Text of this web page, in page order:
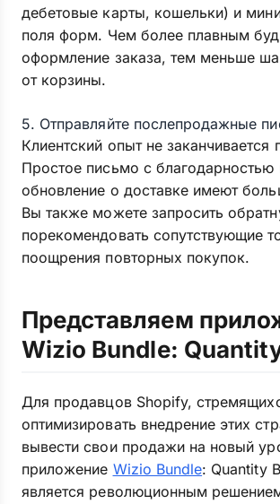
дебетовые карты, кошельки) и
поля форм. Чем более плавным
оформление заказа, тем меньше
от корзины.
5. Отправляйте послепродажные
Клиентский опыт не заканчивается
Простое письмо с благодарностью
обновление о доставке имеют
Вы также можете запросить
порекомендовать сопутствующие
поощрения повторных покупок.
Представляем
Wizio Bundle:
Для продавцов Shopify,
оптимизировать внедрение этих
вывести свои продажи на новый
приложение Wizio Bundle: Quantity
является революционным